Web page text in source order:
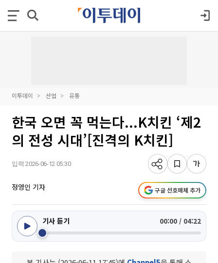
이투데이 산업 유통
한국 오면 꼭 먹는다...K치킨 ‘제2
의 전성 시대’[진격의 K치킨]
입력 2026-06-12 05:30
정영인 기자 구글 선호매체 추가
기사 듣기 00:00 / 04:22